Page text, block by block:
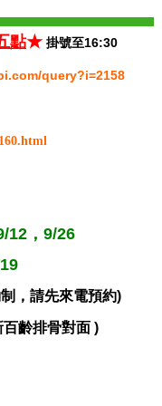
點★ 掛號至16:30
query?i=2158
12，9/26
，請先來電預約)
齡排骨對面 )